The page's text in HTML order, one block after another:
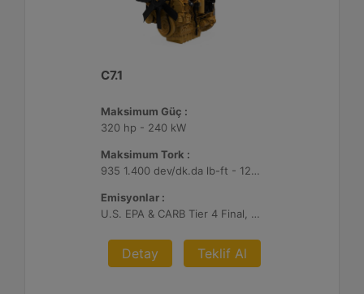
C7.1
Maksimum Güç :
320 hp - 240 kW
Maksimum Tork :
935 1.400 dev/dk.da lb-ft - 1268 1.400 dev/dk.da Nm
Emisyonlar :
U.S. EPA & CARB Tier 4 Final, EU Stage V
Detay Teklif Al